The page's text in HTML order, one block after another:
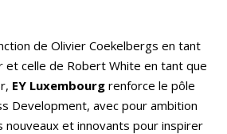
de Olivier Coekelbergs en tant
et celle de Robert White en tant que
EY Luxembourg renforce le pôle
Development, avec pour ambition
nouveaux et innovants pour inspirer